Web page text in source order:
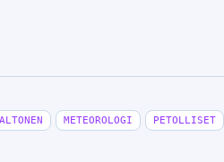
METEOROLOGI PETOLLISET